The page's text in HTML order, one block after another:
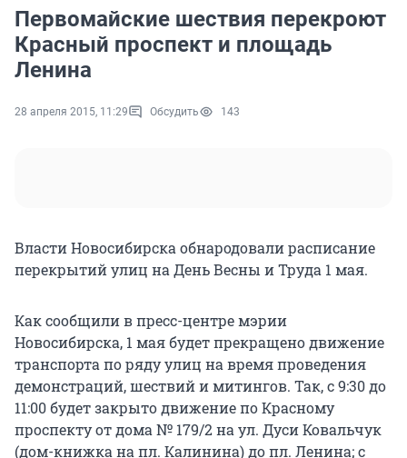
Первомайские шествия перекроют
Красный проспект и площадь
Ленина
28 апреля 2015, 11:29 Обсудить 143
Власти Новосибирска обнародовали расписание
перекрытий улиц на День Весны и Труда 1 мая.
Как сообщили в пресс-центре мэрии
Новосибирска, 1 мая будет прекращено движение
транспорта по ряду улиц на время проведения
демонстраций, шествий и митингов. Так, с 9:30 до
11:00 будет закрыто движение по Красному
проспекту от дома № 179/2 на ул. Дуси Ковальчук
(дом-книжка на пл. Калинина) до пл. Ленина; с